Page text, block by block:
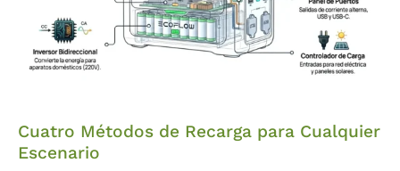
comparte el ciclo de vida de más de
3.000
ciclos antes de reducir su capacidad al 80%,
con las protecciones integradas de
demanda.
monitorización basada en la nube aplica sus
más de 40 medidas de protección sobre la
capacidad total, y el BMS coordina la carga y
Cuatro Métodos de Recarga para Cualquier
Escenario